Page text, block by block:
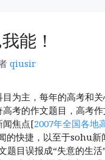
能！
qiusir
为主，每年的高考和
高考的作文题目，高考
闻焦点[2007年全国各地
的快捷，以至于sohu新
题目误报成“失意的生